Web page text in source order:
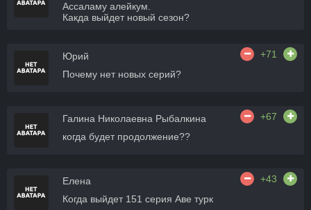
Ассаламу алейкум.
Какда выйдет новый сезон?
Юрий
+71
Почему нет новых серий?
Галина Николаевна Рыбалкина
+67
когда будет продолжение??
Елена
+43
Когда выйдет 151 серия Аве турк